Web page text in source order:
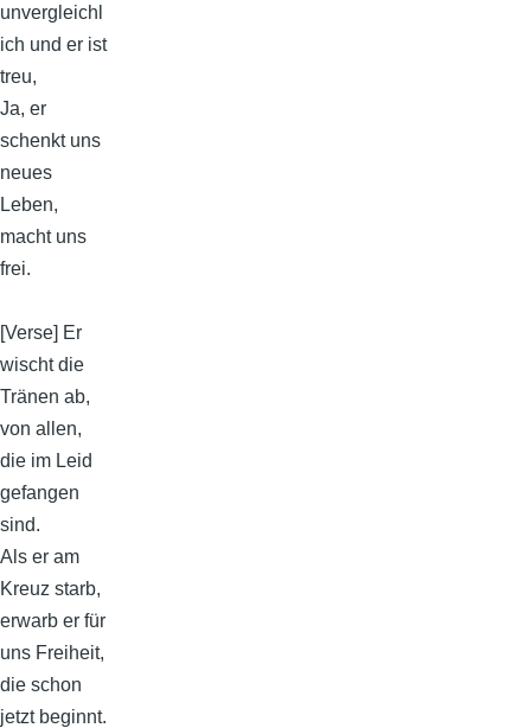
unvergleichl
ich und er ist
treu,
Ja, er
schenkt uns
neues
Leben,
macht uns
frei.
[Verse] Er
wischt die
Tränen ab,
von allen,
die im Leid
gefangen
sind.
Als er am
Kreuz starb,
erwarb er für
uns Freiheit,
die schon
jetzt beginnt.